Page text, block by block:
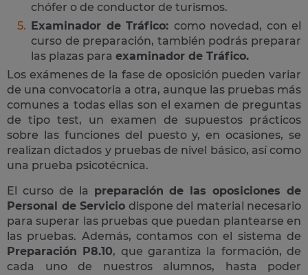
chófer o de conductor de turismos.
Examinador de Tráfico: como novedad, con el
curso de preparación, también podrás preparar
las plazas para examinador de Tráfico.
Los exámenes de la fase de oposición pueden variar
de una convocatoria a otra, aunque las pruebas más
comunes a todas ellas son el examen de preguntas
de tipo test, un examen de supuestos prácticos
sobre las funciones del puesto y, en ocasiones, se
realizan dictados y pruebas de nivel básico, así como
una prueba psicotécnica.
El curso de la preparación de las oposiciones de
Personal de Servicio dispone del material necesario
para superar las pruebas que puedan plantearse en
las pruebas. Además, contamos con el sistema de
Preparación P8.10, que garantiza la formación, de
cada uno de nuestros alumnos, hasta poder